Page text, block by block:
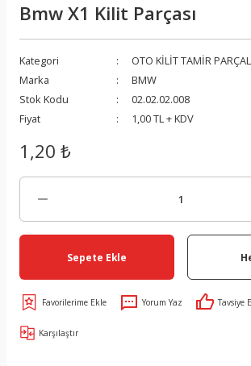
Bmw X1 Kilit Parçası
Kategori
OTO KİLİT TAMİR
Marka
BMW
Stok Kodu
02.02.02.008
Fiyat
1,00 TL + KDV
1,20 ₺
Sepete Ekle
Yorum Yaz Tavsiye
Karşılaştır